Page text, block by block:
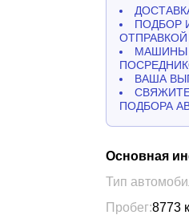
ПОДБОР
ОТПРАВКОЙ
МАШИНЫ
ВАША
ПОДБОРА
Основная
Тип
Пробег:8773